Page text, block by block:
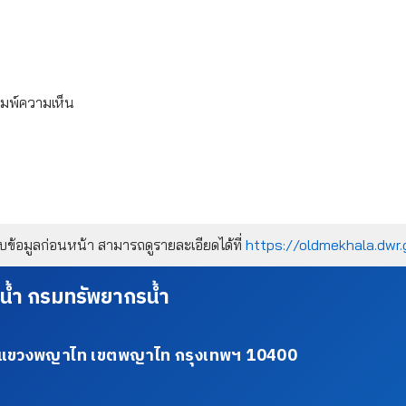
พ์ความเห็น
ข้อมูลก่อนหน้า สามารถดูรายละเอียดได้ที่ https://
ำ กรมทรัพยากรน้ำ
วงพญาไท เขตพญาไท กรุงเทพฯ 10400